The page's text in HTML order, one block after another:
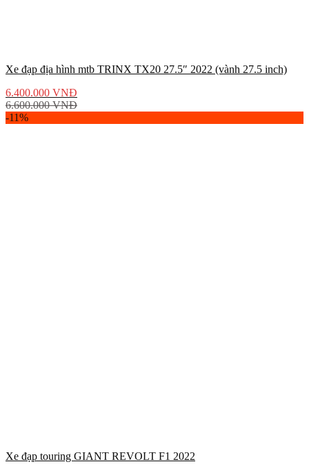
Xe đạp địa hình mtb TRINX TX20 27.5″ 2022 (vành 27.5 inch)
6.400.000 VNĐ
6.600.000VNĐ
-11%
Xe đạp touring GIANT REVOLT F1 2022